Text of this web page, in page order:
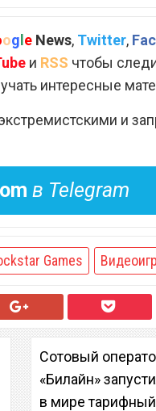
ogle News, Twitter,
и RSS чтобы
интересные
и
в Telegram
Games
Сотовый
«Билайн»
в мире